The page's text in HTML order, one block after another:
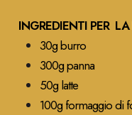
INGREDIENTI PER
30g burro
300g panna
50g latte
100g formaggio di